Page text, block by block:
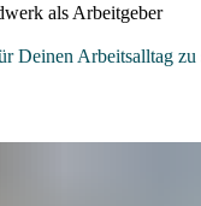
als Arbeitgeber
Deinen Arbeitsalltag